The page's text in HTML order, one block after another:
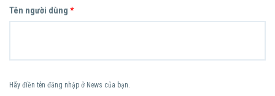
Tên người dùng *
Hãy điền tên đăng nhập ở News của bạn.